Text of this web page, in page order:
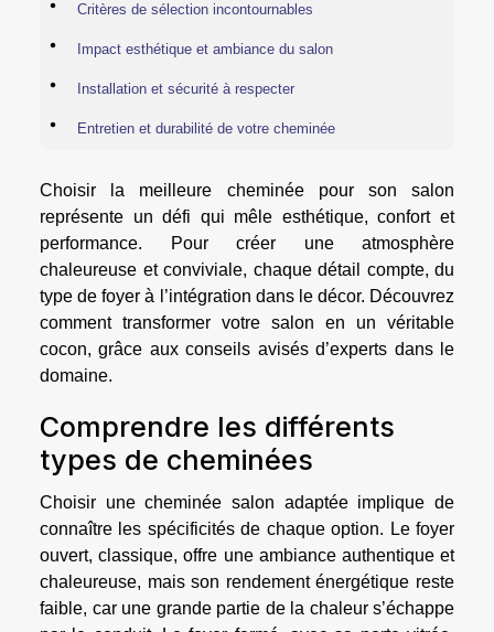
Critères de sélection incontournables
Impact esthétique et ambiance du salon
Installation et sécurité à respecter
Entretien et durabilité de votre cheminée
Choisir la meilleure cheminée pour son salon
représente un défi qui mêle esthétique, confort et
performance. Pour créer une atmosphère
chaleureuse et conviviale, chaque détail compte, du
type de foyer à l’intégration dans le décor. Découvrez
comment transformer votre salon en un véritable
cocon, grâce aux conseils avisés d’experts dans le
domaine.
Comprendre les différents
types de cheminées
Choisir une cheminée salon adaptée implique de
connaître les spécificités de chaque option. Le foyer
ouvert, classique, offre une ambiance authentique et
chaleureuse, mais son rendement énergétique reste
faible, car une grande partie de la chaleur s’échappe